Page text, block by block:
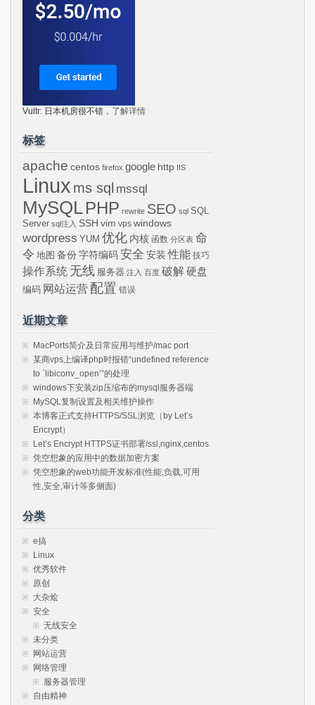
Vultr: 日本机房很不错， 了解详情
标签
apache centos firefox google http IIS
Linux ms sql mssql
MySQLPHP rewrite SEO sql SQL
Server sql注入 SSH vim vps windows
wordpress YUM 优化 内核 函数 分区表 命
令 地图 备份 字符编码 安全 安装 性能 技巧
操作系统 无线 服务器 注入 百度 破解硬盘
编码 网站运营 配置 错误
近期文章
MacPorts简介及日常应用与维护/mac port
某商vps上编译php时报错“undefined reference
to `libiconv_open’”的处理
windows下安装zip压缩布的mysql服务器端
MySQL复制设置及相关维护操作
本博客正式支持HTTPS/SSL浏览（by Let’s
Encrypt）
Let’s Encrypt HTTPS证书部署/ssl,nginx,centos
凭空想象的应用中的数据加密方案
凭空想象的web功能开发标准(性能,负载,可用
性,安全,审计等多侧面)
分类
e搞
Linux
优秀软件
原创
大杂烩
安全
无线安全
未分类
网站运营
网络管理
服务器管理
自由精神